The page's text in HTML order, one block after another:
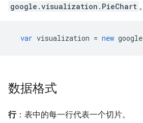
google.visualization.PieChart 。
var visualization = new google
数据格式
行：表中的每一行代表一个切片。